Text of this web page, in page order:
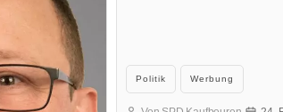
Kategorien
Politik Werbung